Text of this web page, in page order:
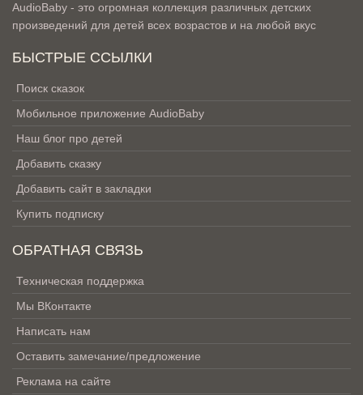
AudioBaby - это огромная коллекция различных детских
произведений для детей всех возрастов и на любой вкус
БЫСТРЫЕ ССЫЛКИ
Поиск сказок
Мобильное приложение AudioBaby
Наш блог про детей
Добавить сказку
Добавить сайт в закладки
Купить подписку
ОБРАТНАЯ СВЯЗЬ
Техническая поддержка
Мы ВКонтакте
Написать нам
Оставить замечание/предложение
Реклама на сайте